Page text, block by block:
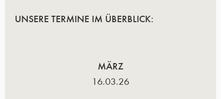
UNSERE TERMINE IM ÜBERBLICK:
MÄRZ
16.03.26